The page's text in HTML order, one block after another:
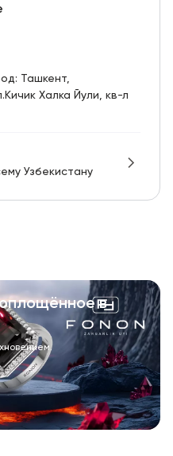
Ташкент,
Халка Йули, кв-л
Узбекистану
в